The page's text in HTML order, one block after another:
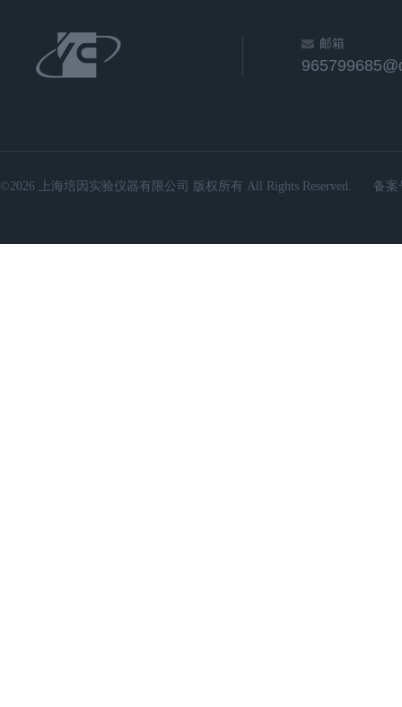
邮箱
©2026 上海培因实验仪器有限公司 版权所有 All Rights Reserved. 备案